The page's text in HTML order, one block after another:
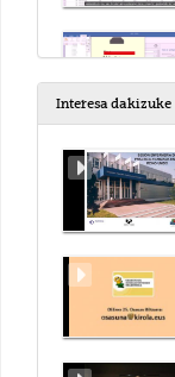
Interesa dakizuke